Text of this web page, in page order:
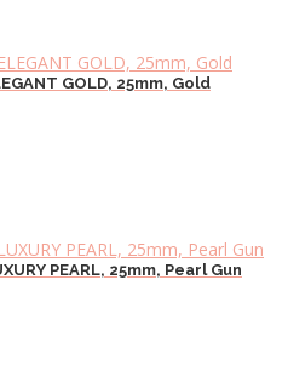
GOLD, 25mm, Gold
PEARL, 25mm, Pearl Gun